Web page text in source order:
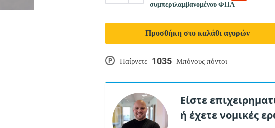
P Παίρνετε 1035 Μπόνους πόντοι
συμπεριλαμβανομένου ΦΠΑ
Προσθήκη στο καλάθι αγορών
Είστε
ή έχετε νομικές